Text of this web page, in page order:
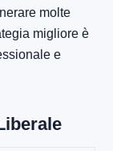
molte
migliore è
e